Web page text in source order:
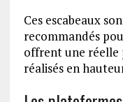
Ces escabeaux
recommandés
offrent une réelle
réalisés en